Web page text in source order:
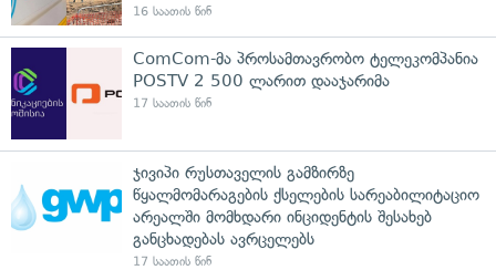
16 საათის წინ
ComCom-მა პროსამთავრობო ტელეკომპანია
POSTV 2 500 ლარით დააჯარიმა
17 საათის წინ
ჯივიპი რუსთაველის გამზირზე
წყალმომარაგების ქსელების სარეაბილიტაციო
არეალში მომხდარი ინციდენტის შესახებ
განცხადებას ავრცელებს
17 საათის წინ